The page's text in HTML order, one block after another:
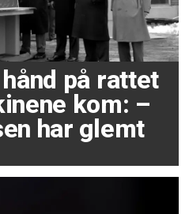
hånd på rattet
kom: –
har glemt